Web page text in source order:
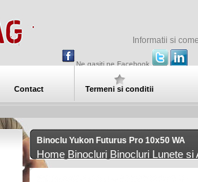
Informatii si
Ne gasiti pe Facebook
Contact Termeni si conditii
Binoclu Yukon Futurus Pro 10x50 WA
Home Binocluri Binocluri Lunete si